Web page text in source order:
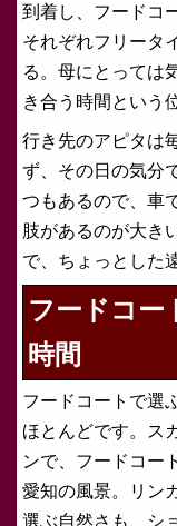
到着し、フードコ
それぞれフリータ
る。母にとっては
き合う時間という
行き先のアピタは
ず、その日の気分
つもあるので、車
肢があるのが大き
で、ちょっとした
フードコー
時間
フードコートで選
ほとんどです。ス
ンで、フードコー
愛知の風景。リン
選ぶ自然さも、シ